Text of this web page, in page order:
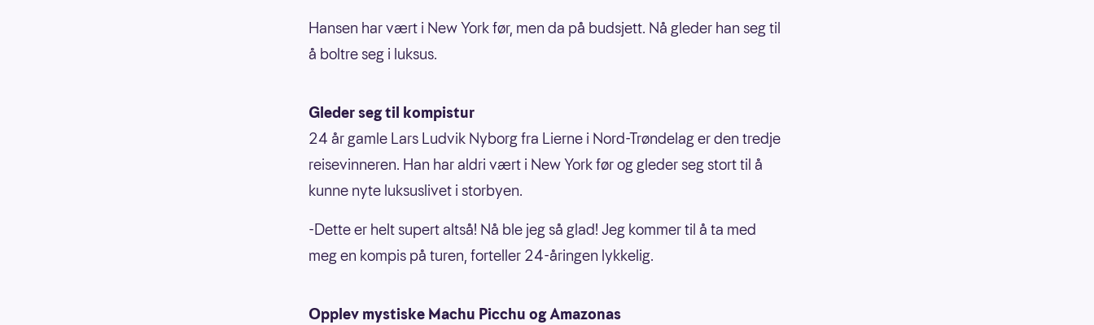
Hansen har vært i New York før, men da på budsjett. Nå gleder han seg til
å boltre seg i luksus.
Gleder seg til kompistur
24 år gamle Lars Ludvik Nyborg fra Lierne i Nord-Trøndelag er den tredje
reisevinneren. Han har aldri vært i New York før og gleder seg stort til å
kunne nyte luksuslivet i storbyen.
-Dette er helt supert altså! Nå ble jeg så glad! Jeg kommer til å ta med
meg en kompis på turen, forteller 24-åringen lykkelig.
Opplev mystiske Machu Picchu og Amazonas